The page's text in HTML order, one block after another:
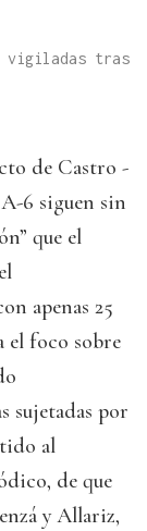
vigiladas tras
de Castro -
6 siguen sin
que el
apenas 25
el foco sobre
sujetadas por
al
de que
y Allariz,